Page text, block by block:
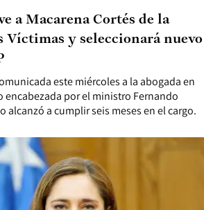
este miércoles a la abogada en
encabezada por el ministro Fernando
alcanzó a cumplir seis meses en el cargo.
a Macarena Cortés de la
Víctimas y seleccionará nuevo